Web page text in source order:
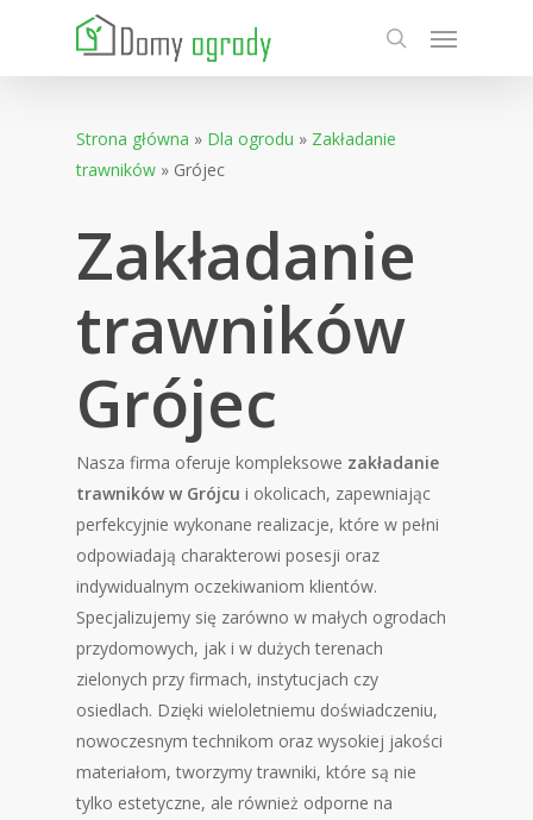
main
search
Menu
Strona główna » Dla ogrodu » Zakładanie
trawników » Grójec
Zakładanie
trawników
Grójec
Nasza firma oferuje kompleksowe zakładanie
trawników w Grójcu i okolicach, zapewniając
perfekcyjnie wykonane realizacje, które w pełni
odpowiadają charakterowi posesji oraz
indywidualnym oczekiwaniom klientów.
Specjalizujemy się zarówno w małych ogrodach
przydomowych, jak i w dużych terenach
zielonych przy firmach, instytucjach czy
osiedlach. Dzięki wieloletniemu doświadczeniu,
nowoczesnym technikom oraz wysokiej jakości
materiałom, tworzymy trawniki, które są nie
tylko estetyczne, ale również odporne na